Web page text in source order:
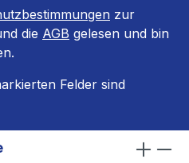
zur
die AGB gelesen und bin
Felder sind